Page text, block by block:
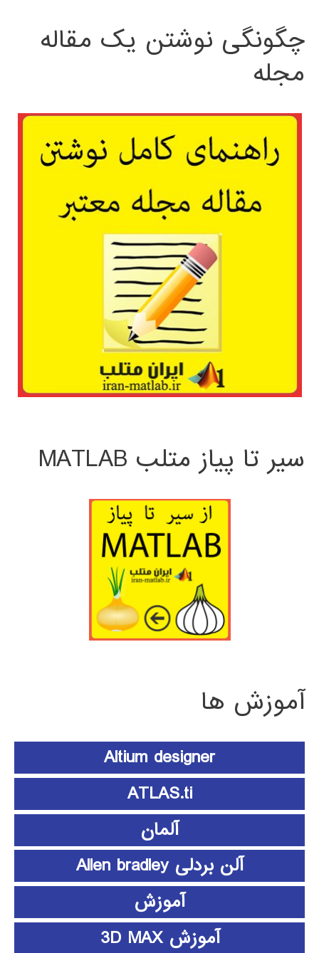
چگونگی نوشتن یک مقاله
مجله
سیر تا پیاز متلب MATLAB
آموزش ها
Altium designer
ATLAS.ti
آلمان
آلن بردلی Allen bradley
آموزش
آموزش 3D MAX